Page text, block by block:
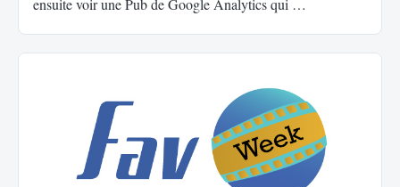
ensuite voir une Pub de Google Analytics qui …